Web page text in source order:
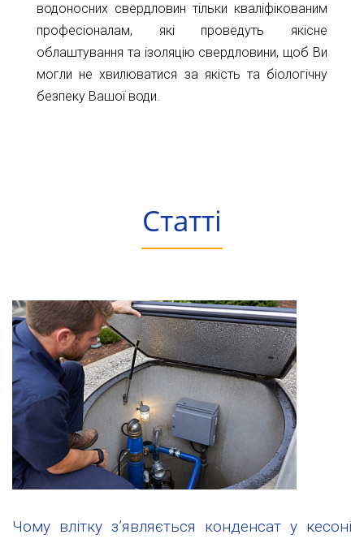
водоносних свердловин тільки кваліфікованим
професіоналам, які проведуть якісне
облаштування та ізоляцію свердловини, щоб Ви
могли не хвилюватися за якість та біологічну
безпеку Вашої води.
Статті
Чому влітку з’являється конденсат у кесоні